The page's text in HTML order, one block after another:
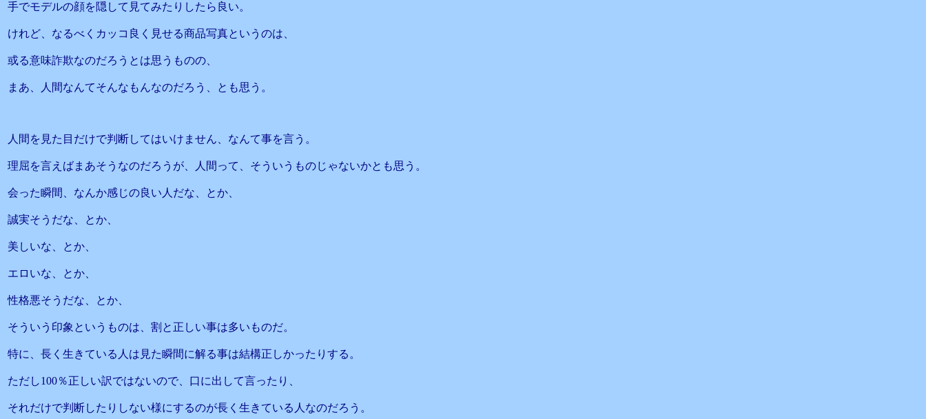
手でモデルの顔を隠して見てみたりしたら良い。
けれど、なるべくカッコ良く見せる商品写真というのは、
或る意味詐欺なのだろうとは思うものの、
まあ、人間なんてそんなもんなのだろう、とも思う。
人間を見た目だけで判断してはいけません、なんて事を言う。
理屈を言えばまあそうなのだろうが、人間って、そういうものじゃないかとも思う。
会った瞬間、なんか感じの良い人だな、とか、
誠実そうだな、とか、
美しいな、とか、
エロいな、とか、
性格悪そうだな、とか、
そういう印象というものは、割と正しい事は多いものだ。
特に、長く生きている人は見た瞬間に解る事は結構正しかったりする。
ただし100％正しい訳ではないので、口に出して言ったり、
それだけで判断したりしない様にするのが長く生きている人なのだろう。